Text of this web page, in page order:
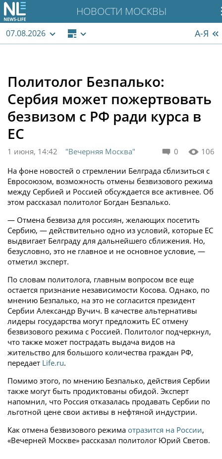
НОВОСТИ МОСКВЫ
07.08.2026 А-Я
Политолог Безпалько:
Сербия может пожертвовать
безвизом с РФ ради курса в
ЕС
0 106
1 июня, 14:42
"Вечерняя Москва"
На фоне новостей о стремлении Белграда сблизиться с
Евросоюзом, возможность отмены безвизового режима
между Сербией и Россией обсуждается все активнее. Об
этом рассказал политолог Богдан Безпалько.
— Отмена безвиза для россиян, желающих посетить
Сербию, — действительно одно из условий, которые ЕС
выдвигает Белграду для дальнейшего сближения. Но,
безусловно, это не главное и не основное условие, —
отметил эксперт.
По словам политолога, главным вопросом все еще
остается признание независимости Косова. Однако, по
мнению Безпалько, на это не согласится президент
Сербии Александр Вучич. В качестве альтернативы
лидеры государства могут предложить ЕС отмену
безвизового режима с Россией. Политолог подчеркнул,
что также может пострадать выдача видов на
жительство для большого количества граждан РФ,
передает Life.ru.
Помимо этого, по мнению Безпалько, действия Сербии
также могут быть продиктованы обидой. Эксперт
напомнил, что Россия отказалась продавать Сербии по
льготной цене свои активы в нефтяной индустрии.
Как отмена безвизового режима отразится на России,
«Вечерней Москве» рассказал политолог Юрий Светов.